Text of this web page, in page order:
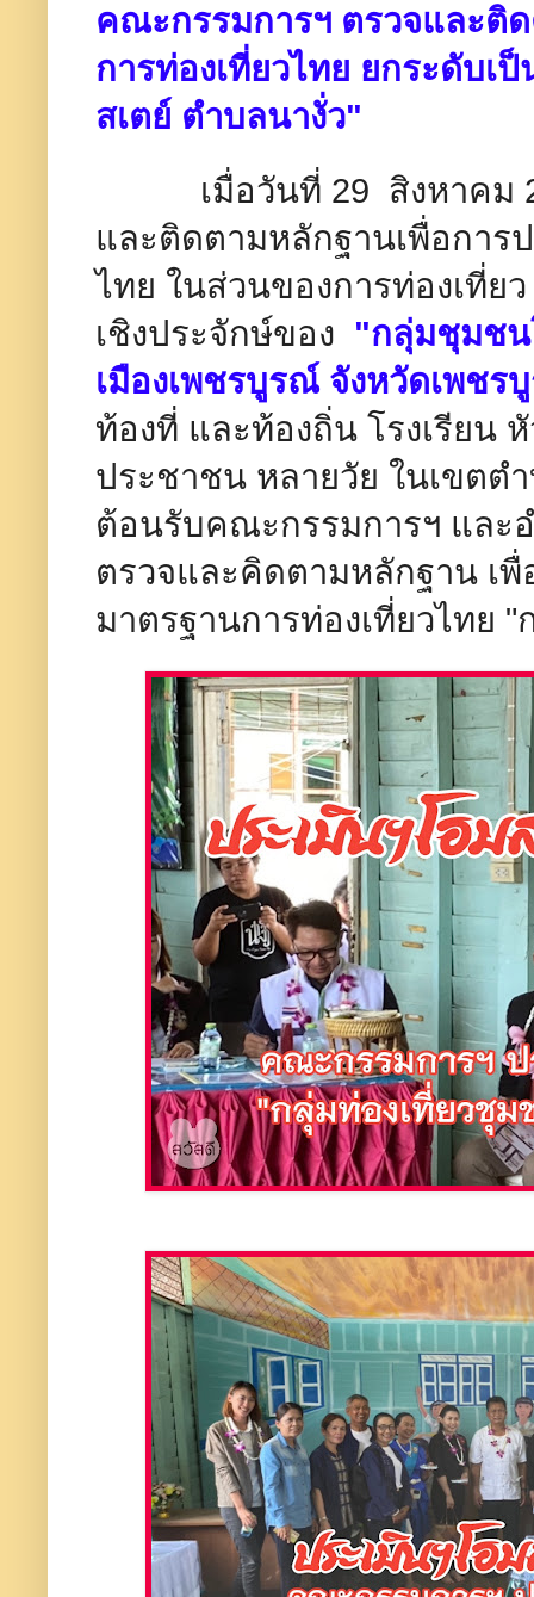
คณะกรรมการฯ ตรวจและติ
การท่องเที่ยวไทย ยกระดับเ
สเตย์ ตำบลนางั่ว"
เมื่อวันที่ 29 สิงหาคม
และติดตามหลักฐานเพื่อการ
ไทย ในส่วนของการท่องเที่ย
เชิงประจักษ์ของ "กลุ่มชุมชน
เมืองเพชรบูรณ์ จังหวัดเพช
ท้องที่ และท้องถิ่น โรงเรียน
ประชาชน หลายวัย ในเขตต
ต้อนรับคณะกรรมการฯ และ
ตรวจและคิดตามหลักฐาน เ
มาตรฐานการท่องเที่ยวไทย